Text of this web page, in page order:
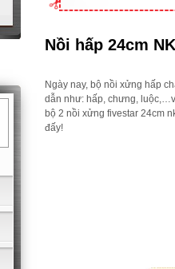
Nồi hấp 24cm
Ngày nay, bộ nồi xửng hấp
dẫn như: hấp, chưng,
bộ 2 nồi xửng fivestar 24cm
đấy!